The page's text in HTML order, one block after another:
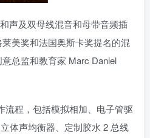
声及双母线混音和母带音频插
美奖和法国奥斯卡奖提名的混
总监和教育家 Marc Daniel
流程，包括模拟相加、电子管驱
体声均衡器、定制胶水 2 总线